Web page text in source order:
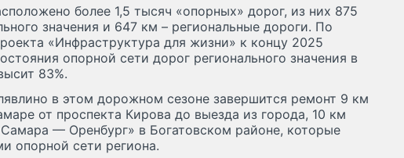
более 1,5 тысяч «опорных» дорог, из них 875
значения и 647 км – региональные дороги. По
«Инфраструктура для жизни» к концу 2025
опорной сети дорог регионального значения в
83%.
в этом дорожном сезоне завершится ремонт 9 км
от проспекта Кирова до выезда из города, 10 км
— Оренбург» в Богатовском районе, которые
опорной сети региона.